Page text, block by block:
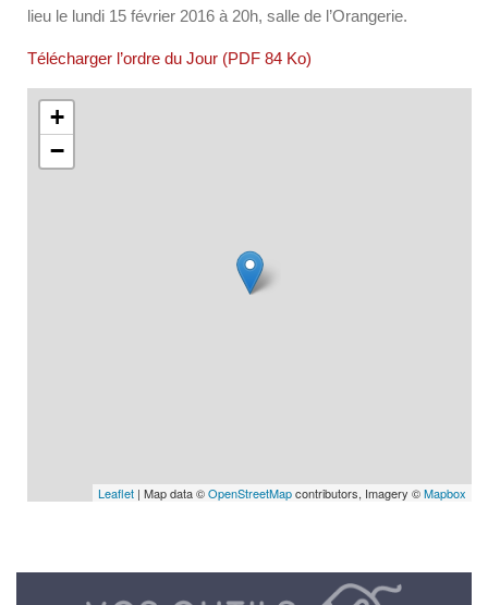
lieu le lundi 15 février 2016 à 20h, salle de l’Orangerie.
Télécharger l’ordre du Jour (PDF 84 Ko)
+
−
Leaflet | Map data ©OpenStreetMapcontributors, Imagery ©Mapbox